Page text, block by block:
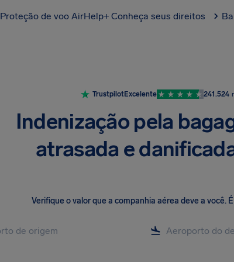
Proteção de voo AirHelp+ Conheça seus direitos
TrustpilotExcelente 241.524
Indenização pela
atrasada e
Verifique o valor que a companhia aérea deve a você.